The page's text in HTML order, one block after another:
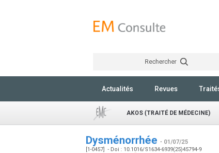
Rechercher
Actualités Revues
AKOS (TRAITÉ DE MÉDECINE)
Dysménorrhée - 01/07/25
[1-0457] - Doi : 10.1016/S1634-6939(25)45794-9